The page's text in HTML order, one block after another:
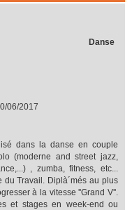
Danse
06/2017
dans la danse en couple
(moderne and street jazz,
, zumba, fitness, etc...
du Travail. Diplà´més au plus
à la vitesse ''Grand V''.
et stages en week-end ou